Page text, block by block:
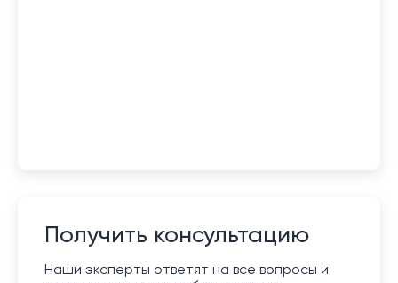
Получить консультацию
Наши эксперты ответят на все вопросы и